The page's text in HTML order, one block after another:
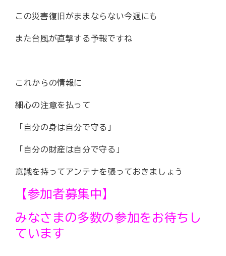
この災害復旧がままならない今週にも
また台風が直撃する予報ですね
これからの情報に
細心の注意を払って
「自分の身は自分で守る」
「自分の財産は自分で守る」
意識を持ってアンテナを張っておきましょう
【参加者募集中】
みなさまの多数の参加をお待ちし
ています